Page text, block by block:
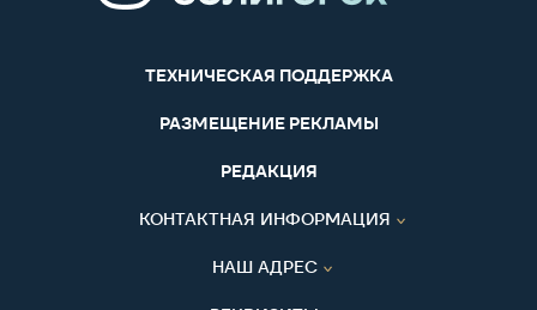
ТЕХНИЧЕСКАЯ ПОДДЕРЖКА
РАЗМЕЩЕНИЕ РЕКЛАМЫ
РЕДАКЦИЯ
КОНТАКТНАЯ ИНФОРМАЦИЯ
НАШ АДРЕС